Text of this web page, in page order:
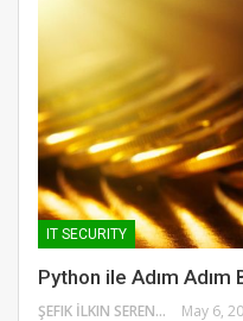
IT SECURITY
Python ile Adım
ŞEFIK İLKIN SERENGIL May 6,